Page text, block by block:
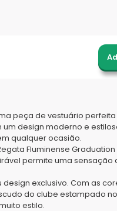
peça de vestuário
design moderno e
qualquer ocasião.
Fluminense
permite uma sensação
exclusivo. Com as
do clube estampado
estilo.